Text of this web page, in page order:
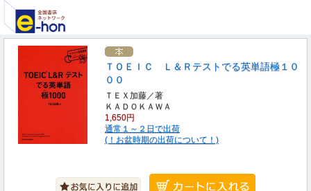
ＴＯＥＩＣ Ｌ＆Ｒテストでる英単語極１０
００
ＴＥＸ加藤／著
ＫＡＤＯＫＡＷＡ
1,650円
通常１～２日で出荷
(！お盆時期の出荷について！)